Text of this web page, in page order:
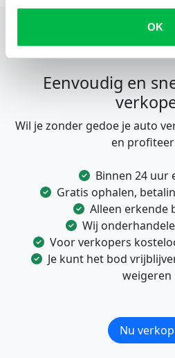
OK
Eenvoudig en
Wil je zonder gedoe je auto
en
Binnen 24 uur
Gratis ophalen,
Alleen erkende
Wij
Voor verkopers
Je kunt het bod
weigeren
Nu